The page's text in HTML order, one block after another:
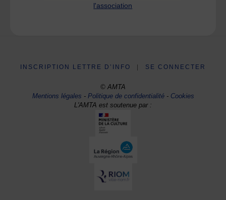
l'association
INSCRIPTION LETTRE D’INFO SE CONNECTER
© AMTA
Mentions légales -Politique de confidentialité- Cookies
L'AMTA est soutenue par :